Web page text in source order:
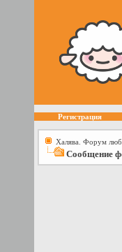
Регистрация
Халява. Форум
Сообщение